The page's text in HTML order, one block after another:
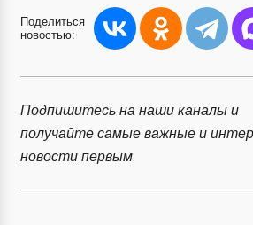
Поделиться
новостью:
Подпишитесь на наши каналы и
получайте самые важные и
новости первым